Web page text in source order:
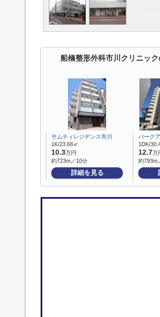
船橋整形外科市川クリニッ
サムティレジデンス市川
1K/23.68㎡
10.3万円
約723m／10分
詳細を見る
パーク
1DK/
12.7万
約793m